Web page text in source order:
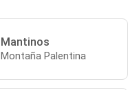
Mantinos
Montaña Palentina